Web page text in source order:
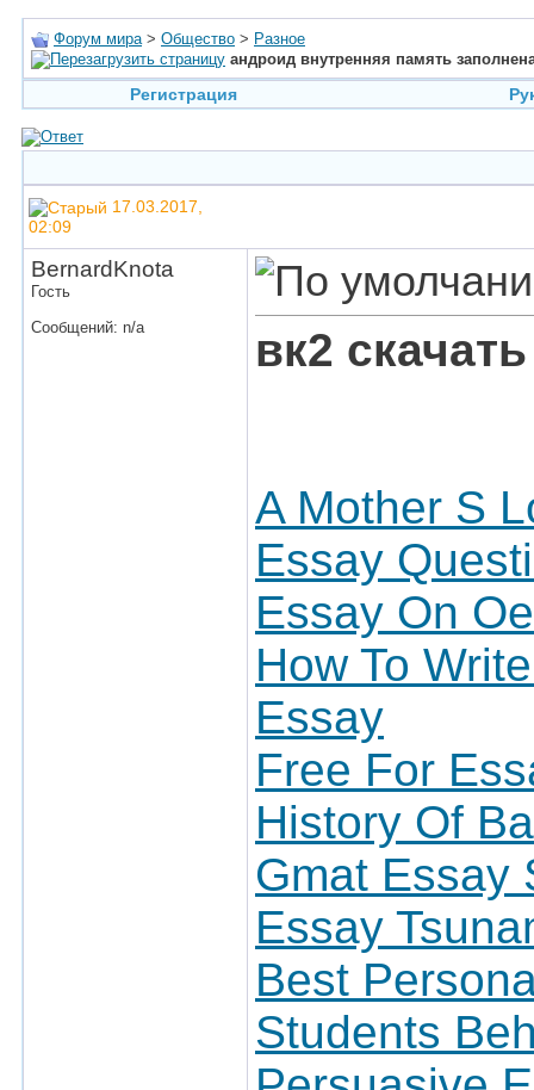
Форум мира > Общество > Разное
андроид внутренняя память
Регистрация
17.03.2017,
02:09
BernardKnota
Гость
Сообщений: n/a
вк2
A Mother S
Essay
Essay On
How To
Essay
Free For
History Of
Gmat Essay
Essay
Best
Students